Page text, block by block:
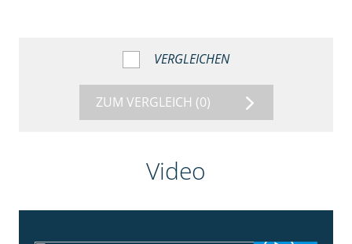
VERGLEICHEN
ZUM VERGLEICH (0)
Video